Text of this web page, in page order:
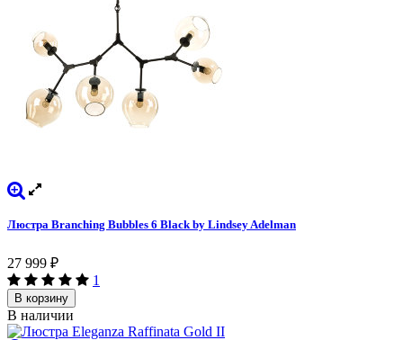
Люстра Branching Bubbles 6 Black by Lindsey Adelman
27 999 ₽
1
В корзину
В наличии